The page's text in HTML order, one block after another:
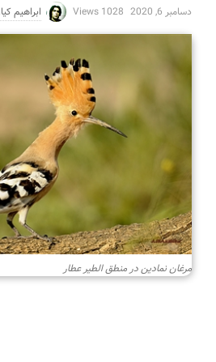
دسامبر 6, 2020
1028 Views ابراهیم
مرغان نمادین در منطق الطیر عطار